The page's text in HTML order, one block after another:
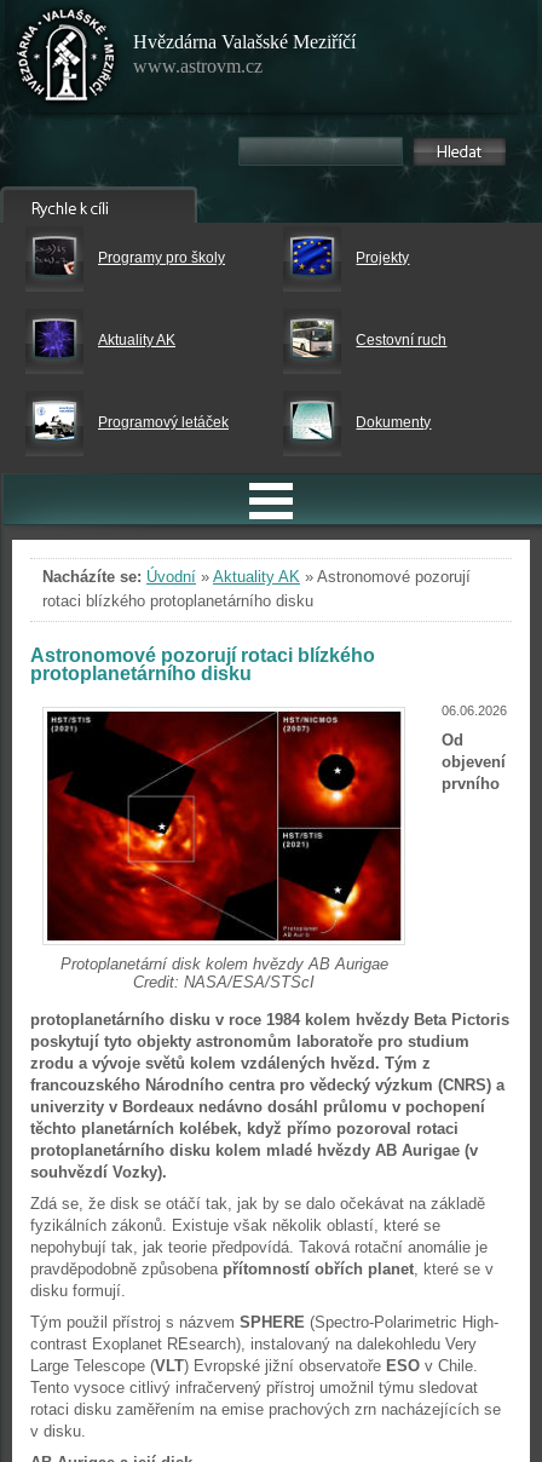
Hvězdárna Valašské Meziříčí
www.astrovm.cz
Programy pro školy Projekty
Aktuality AK Cestovní ruch
Programový letáček Dokumenty
Nacházíte se: Úvodní » Aktuality AK » Astronomové pozorují
rotaci blízkého protoplanetárního disku
Astronomové pozorují rotaci blízkého
protoplanetárního disku
06.06.2026
Protoplanetární disk kolem hvězdy AB Aurigae
Credit: NASA/ESA/STScI
Od
objevení
prvního
protoplanetárního disku v roce 1984 kolem hvězdy Beta Pictoris
poskytují tyto objekty astronomům laboratoře pro studium
zrodu a vývoje světů kolem vzdálených hvězd. Tým z
francouzského Národního centra pro vědecký výzkum (CNRS) a
univerzity v Bordeaux nedávno dosáhl průlomu v pochopení
těchto planetárních kolébek, když přímo pozoroval rotaci
protoplanetárního disku kolem mladé hvězdy AB Aurigae (v
souhvězdí Vozky).
Zdá se, že disk se otáčí tak, jak by se dalo očekávat na základě
fyzikálních zákonů. Existuje však několik oblastí, které se
nepohybují tak, jak teorie předpovídá. Taková rotační anomálie je
pravděpodobně způsobena přítomností obřích planet, které se v
disku formují.
Tým použil přístroj s názvem SPHERE (Spectro-Polarimetric High-
contrast Exoplanet REsearch), instalovaný na dalekohledu Very
Large Telescope (VLT) Evropské jižní observatoře ESO v Chile.
Tento vysoce citlivý infračervený přístroj umožnil týmu sledovat
rotaci disku zaměřením na emise prachových zrn nacházejících se
v disku.